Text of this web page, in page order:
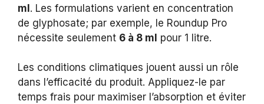
ml. Les formulations varient en concentration
de glyphosate; par exemple, le Roundup Pro
nécessite seulement 6 à 8 ml pour 1 litre.
Les conditions climatiques jouent aussi un rôle
dans l’efficacité du produit. Appliquez-le par
temps frais pour maximiser l’absorption et éviter